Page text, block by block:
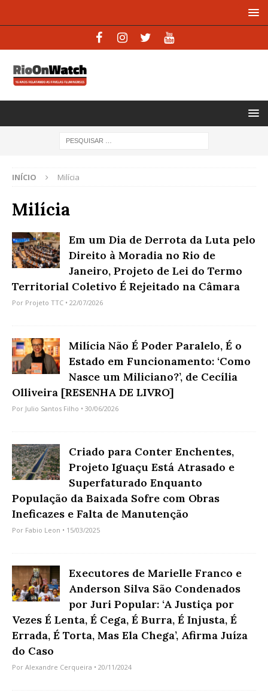
INÍCIO Milícia
Milícia
Em um Dia de Derrota da Luta pelo
Direito à Moradia no Rio de
Janeiro, Projeto de Lei do Termo
Territorial Coletivo É Rejeitado na Câmara
Por Projeto TTC • 22/07/2026
Milícia Não É Poder Paralelo, É o
Estado em Funcionamento: ‘Como
Nasce um Miliciano?’, de Cecília
Olliveira [RESENHA DE LIVRO]
Por Julio Santos Filho • 30/06/2026
Criado para Conter Enchentes,
Projeto Iguaçu Está Atrasado e
Superfaturado Enquanto
População da Baixada Sofre com Obras
Ineficazes e Falta de Manutenção
Por Fabio Leon • 15/03/2025
Executores de Marielle Franco e
Anderson Silva São Condenados
por Juri Popular: ‘A Justiça por
Vezes É Lenta, É Cega, É Burra, É Injusta, É
Errada, É Torta, Mas Ela Chega’, Afirma Juíza
do Caso
Por Alexandre Cerqueira • 20/11/2024